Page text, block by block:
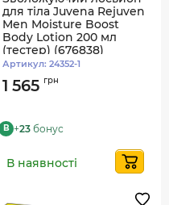
для тіла Juvena Rejuven
Men Moisture Boost
Body Lotion 200 мл
(тестер) (676838)
Артикул: 24352-1
1 565 грн
B +23 бонус
В наявності